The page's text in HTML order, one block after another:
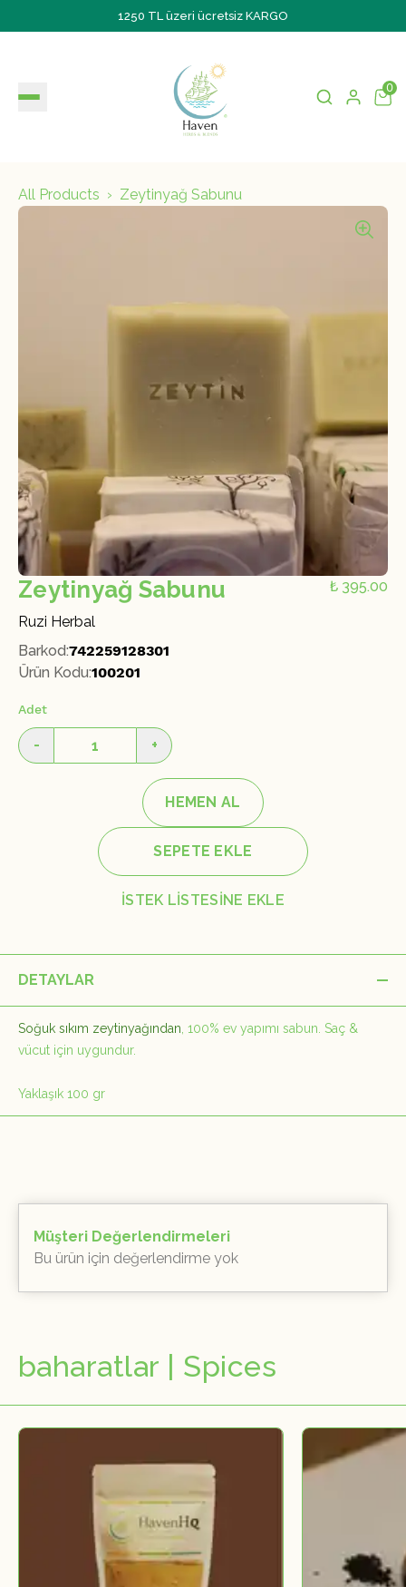
1250 TL üzeri ücretsiz KARGO
0
All Products Zeytinyağ Sabunu
Zeytinyağ Sabunu ₺ 395.00
Ruzi Herbal
Barkod:742259128301
Ürün Kodu:100201
Adet
- +
HEMEN AL
SEPETE EKLE
İSTEK LİSTESİNE EKLE
DETAYLAR
Soğuk sıkım zeytinyağından, 100% ev yapımı sabun. Saç &
vücut için uygundur.
Yaklaşık 100 gr
Müşteri Değerlendirmeleri
Bu ürün için değerlendirme yok
baharatlar | Spices